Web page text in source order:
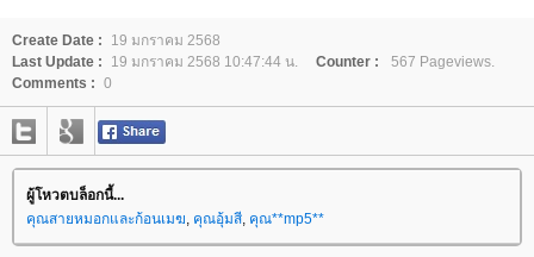
Create Date :
19 มกราคม 2568
Last Update :
19 มกราคม 2568 10:47:44 น. Counter :
567 Pageviews.
Comments : 0
ผู้โหวตบล็อกนี้...
คุณสายหมอกและก้อนเมฆ, คุณอุ้มสี, คุณ**mp5**